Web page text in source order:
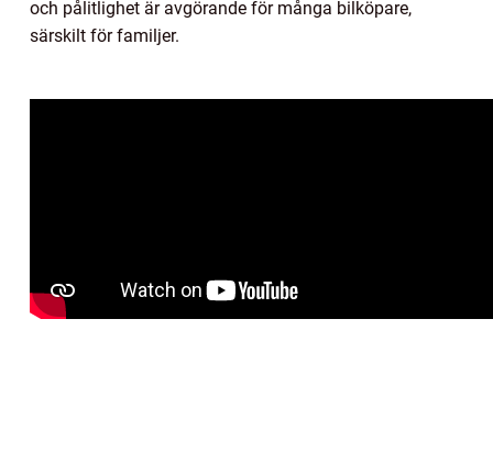
och pålitlighet är avgörande för många bilköpare,
särskilt för familjer.